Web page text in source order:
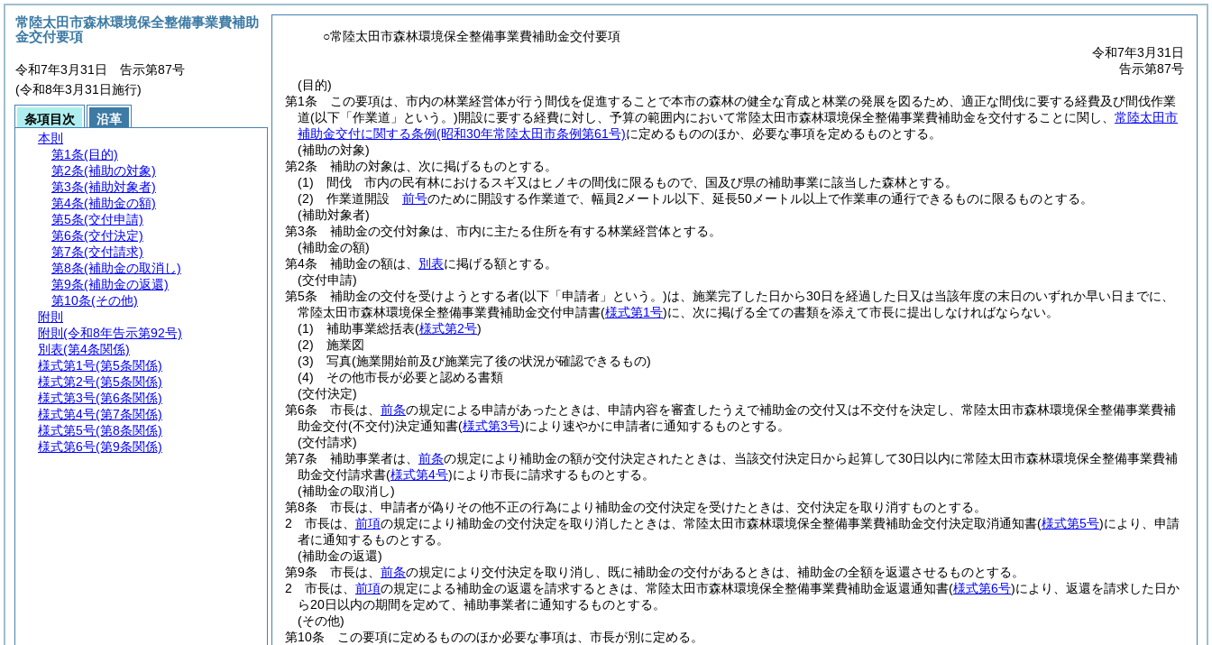
○常陸太田市森林環境保全整備事業費補助金交付要項
令和7年3月31日
告示第87号
(目的)
第1条
この要項は、市内の林業経営体が行う間伐を促進することで本市の森林の健全な育成と林業の発展を図るため、適正な間伐に要する経費及び間伐作業
道(以下「作業道」という。)開設に要する経費に対し、予算の範囲内において常陸太田市森林環境保全整備事業費補助金を交付することに関し、 常陸太田市
補助金交付に関する条例(昭和30年常陸太田市条例第61号)に定めるもののほか、必要な事項を定めるものとする。
(補助の対象)
第2条
補助の対象は、次に掲げるものとする。
(1)
間伐 市内の民有林におけるスギ又はヒノキの間伐に限るもので、国及び県の補助事業に該当した森林とする。
(2)
作業道開設 前号のために開設する作業道で、幅員2メートル以下、延長50メートル以上で作業車の通行できるものに限るものとする。
(補助対象者)
第3条
補助金の交付対象は、市内に主たる住所を有する林業経営体とする。
(補助金の額)
第4条
補助金の額は、 別表に掲げる額とする。
(交付申請)
第5条
補助金の交付を受けようとする者(以下「申請者」という。)は、施業完了した日から30日を経過した日又は当該年度の末日のいずれか早い日までに、
常陸太田市森林環境保全整備事業費補助金交付申請書(様式第1号)に、次に掲げる全ての書類を添えて市長に提出しなければならない。
(1)
補助事業総括表(様式第2号)
(2)
施業図
(3)
写真(施業開始前及び施業完了後の状況が確認できるもの)
(4)
その他市長が必要と認める書類
(交付決定)
第6条
市長は、 前条の規定による申請があったときは、申請内容を審査したうえで補助金の交付又は不交付を決定し、常陸太田市森林環境保全整備事業費補
助金交付(不交付)決定通知書(様式第3号)により速やかに申請者に通知するものとする。
(交付請求)
第7条
補助事業者は、 前条の規定により補助金の額が交付決定されたときは、当該交付決定日から起算して30日以内に常陸太田市森林環境保全整備事業費補
助金交付請求書(様式第4号)により市長に請求するものとする。
(補助金の取消し)
第8条
市長は、申請者が偽りその他不正の行為により補助金の交付決定を受けたときは、交付決定を取り消すものとする。
2
市長は、 前項の規定により補助金の交付決定を取り消したときは、常陸太田市森林環境保全整備事業費補助金交付決定取消通知書(様式第5号)により、申請
者に通知するものとする。
(補助金の返還)
第9条
市長は、 前条の規定により交付決定を取り消し、既に補助金の交付があるときは、補助金の全額を返還させるものとする。
2
市長は、 前項の規定による補助金の返還を請求するときは、常陸太田市森林環境保全整備事業費補助金返還通知書(様式第6号)により、返還を請求した日か
ら20日以内の期間を定めて、補助事業者に通知するものとする。
(その他)
第10条
この要項に定めるもののほか必要な事項は、市長が別に定める。
常陸太田市森林環境保全整備事業費補助
金交付要項
令和7年3月31日 告示第87号
(令和8年3月31日施行)
条項目次
沿革
本則
第1条(目的)
第2条(補助の対象)
第3条(補助対象者)
第4条(補助金の額)
第5条(交付申請)
第6条(交付決定)
第7条(交付請求)
第8条(補助金の取消し)
第9条(補助金の返還)
第10条(その他)
附則
附則 (令和8年告示第92号)
別表(第4条関係)
様式第1号(第5条関係)
様式第2号(第5条関係)
様式第3号(第6条関係)
様式第4号(第7条関係)
様式第5号(第8条関係)
様式第6号(第9条関係)